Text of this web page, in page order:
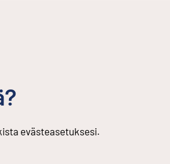
evästeasetuksesi.